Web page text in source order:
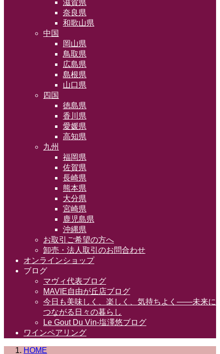
滋賀県
奈良県
和歌山県
中国
岡山県
鳥取県
広島県
島根県
山口県
四国
徳島県
香川県
愛媛県
高知県
九州
福岡県
佐賀県
長崎県
熊本県
大分県
宮崎県
鹿児島県
沖縄県
お取引ご希望の方へ
卸売・法人取引のお問合わせ
オンラインショップ
ブログ
マヴィ代表ブログ
MAVIE自由が丘店ブログ
今日も美味しく、楽しく、気持ちよく――未来に
つながる日々の暮らし
Le Gout Du Vin-塩澤悠ブログ
ワインペアリング
HOME